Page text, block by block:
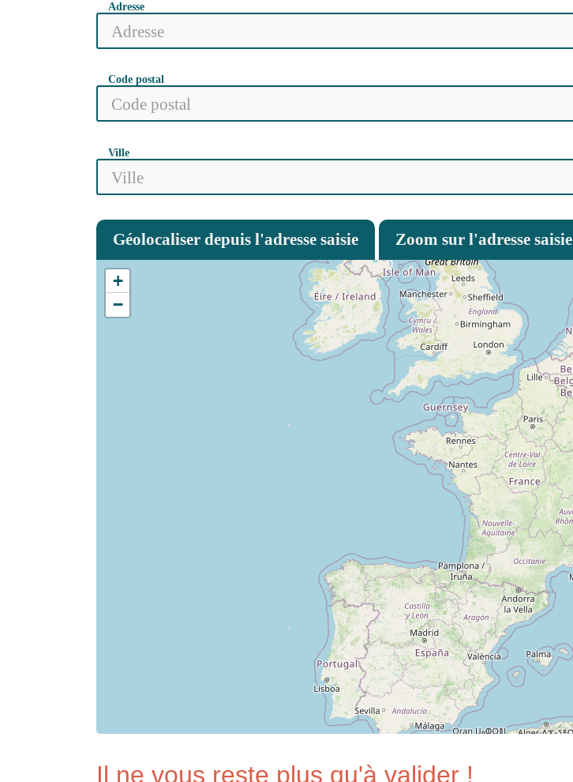
Adresse
Code postal
Ville
Géolocaliser depuis l'adresse saisie Zoom sur l'adresse saisie
+
−
Il ne vous reste plus qu'à valider !